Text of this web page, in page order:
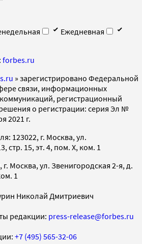
Ежедневная
forbes.ru
» зарегистрировано Федеральной
связи, информационных
регистрационный
о регистрации: серия Эл №
2021 г.
123022, г. Москва, ул.
стр. 15, эт. 4, пом. X, ком. 1
Москва, ул. Звенигородская 2-я, д.
1
Николай Дмитриевич
редакции: press-release@forbes.ru
+7 (495) 565-32-06